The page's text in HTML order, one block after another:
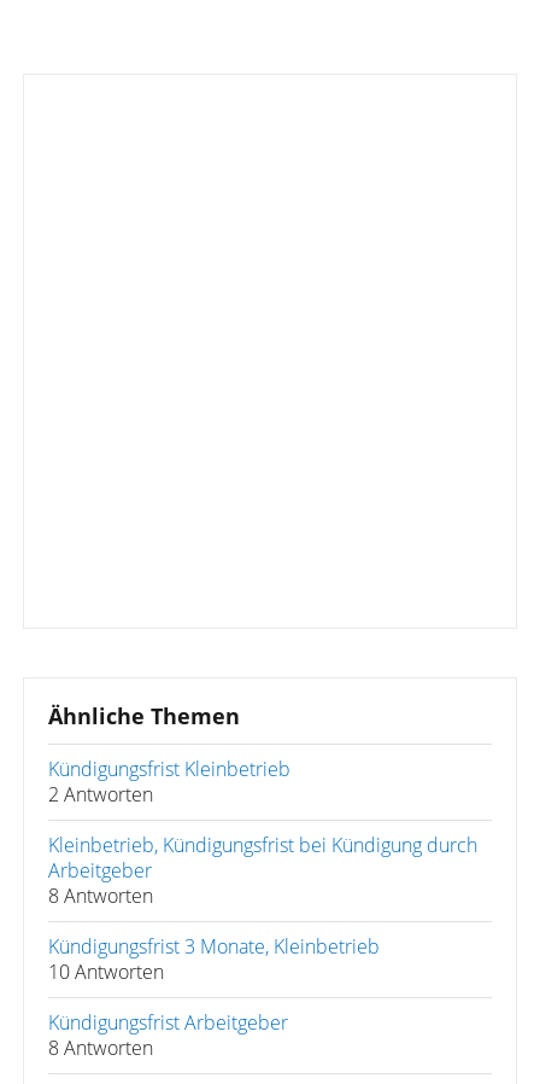
Ähnliche Themen
Kündigungsfrist Kleinbetrieb
2 Antworten
Kleinbetrieb, Kündigungsfrist bei Kündigung durch
Arbeitgeber
8 Antworten
Kündigungsfrist 3 Monate, Kleinbetrieb
10 Antworten
Kündigungsfrist Arbeitgeber
8 Antworten